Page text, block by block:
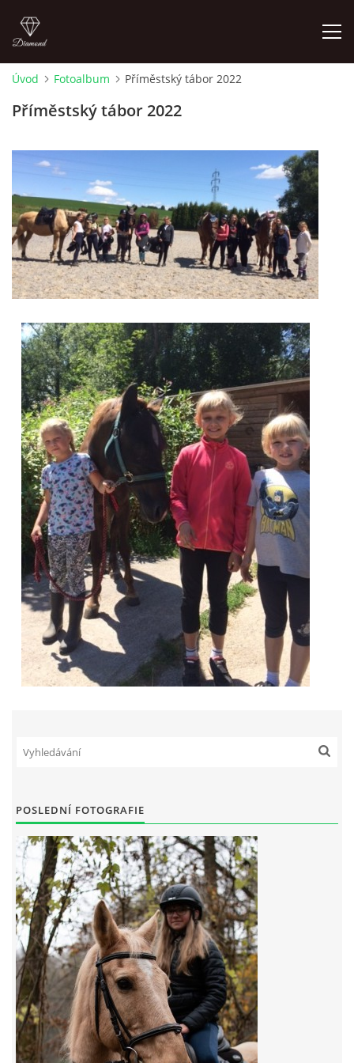
KONTAKT
SLUŽBY
JEŽDĚNÍ PRO VEŘEJNOST
FOTOALBUM
VIDEA
ODKAZY
NOVÝ PŘEKÁŽKOVÝ MATERIÁL
CENÍK SLUŽEB
PŘISPĚVEK ČUS KARVINA -PODPORA SPORTU V
MORAVSKOSLEZSKÉM KRAJI
NÁHRADNÍ TERMÍN BRIGÁDY PRO TY KTEŘÍ SE
NEDOSTAVILI NA PODZIMNÍ BRIGÁDU
7:4 (VELKÝ PÁTEK) KROUŽEK NEBUDE
JARNÍ BRIGÁDA 20.5.2023
DNE 17.11.2023 KROUŽEK JEZDECTVÍ NENÍ
DĚKUJEME MĚSTU RYCHVALD ZA DOTACI V ROCE 2023
NABÍZÍME BRIGÁDU U NÁS VE STÁJI. PRO BLIŽŠÍ INFO
VOLEJTE 604265192
DĚKUJEME ZA PODPORU ČESKÉ UNIÍ SPORTU
JARNÍ BRIGÁDA 20.4 2024
Úvod Fotoalbum Příměstský tábor 2022
Příměstský tábor 2022
POSLEDNÍ FOTOGRAFIE